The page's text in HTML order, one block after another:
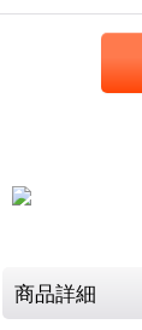
商品詳細